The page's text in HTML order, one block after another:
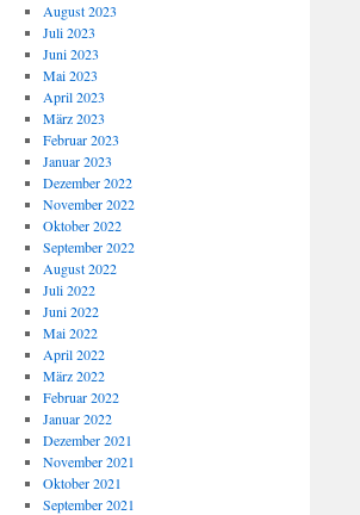
August 2023
Juli 2023
Juni 2023
Mai 2023
April 2023
März 2023
Februar 2023
Januar 2023
Dezember 2022
November 2022
Oktober 2022
September 2022
August 2022
Juli 2022
Juni 2022
Mai 2022
April 2022
März 2022
Februar 2022
Januar 2022
Dezember 2021
November 2021
Oktober 2021
September 2021